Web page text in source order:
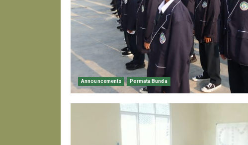
Announcements Permata Bunda